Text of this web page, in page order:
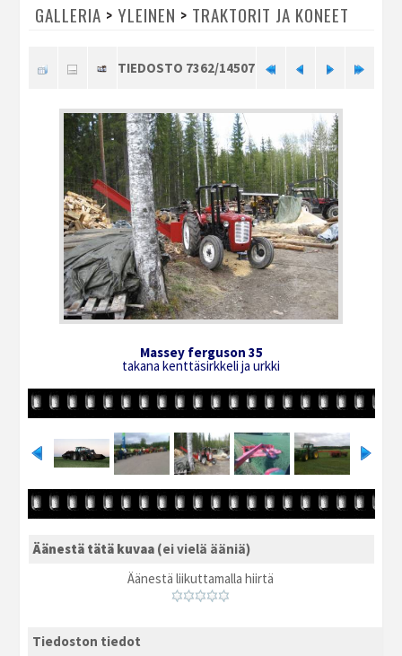
GALLERIA > YLEINEN > TRAKTORIT JA KONEET
TIEDOSTO 7362/14507
Massey ferguson 35
takana kenttäsirkkeli ja urkki
Äänestä tätä kuvaa (ei vielä ääniä)
Äänestä liikuttamalla hiirtä
Tiedoston tiedot